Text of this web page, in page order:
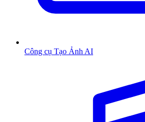
Công cụ Tạo Ảnh AI